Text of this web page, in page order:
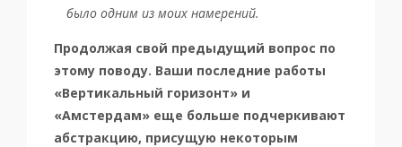
было одним из моих намерений.
Продолжая свой предыдущий вопрос по
этому поводу. Ваши последние работы
«Вертикальный горизонт» и
«Амстердам» еще больше подчеркивают
абстракцию, присущую некоторым